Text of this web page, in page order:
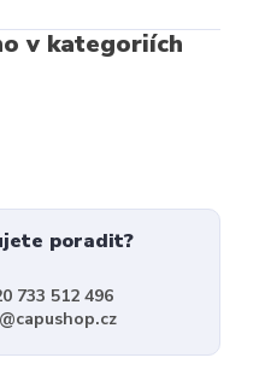
v kategoriích
poradit?
733 512 496